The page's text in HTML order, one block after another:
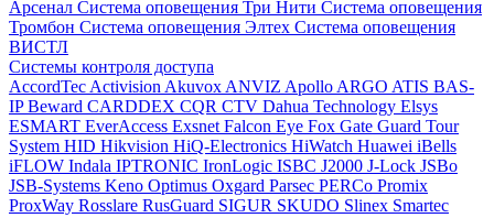
Арсенал Система оповещения Три Нити Система оповещения
Тромбон Система оповещения Элтех Система оповещения
ВИСТЛ
Системы контроля доступа
AccordTec Activision Akuvox ANVIZ Apollo ARGO ATIS BAS-
IPBeward CARDDEX CQR CTV Dahua Technology Elsys
ESMART EverAccess Exsnet Falcon Eye Fox Gate Guard Tour
System HID Hikvision HiQ-Electronics HiWatch Huawei iBells
iFLOW Indala IPTRONIC IronLogic ISBC J2000 J-Lock JSBo
JSB-Systems Keno Optimus Oxgard Parsec PERCo Promix
ProxWay Rosslare RusGuard SIGUR SKUDO Slinex Smartec